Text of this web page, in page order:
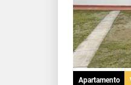
Apartamento